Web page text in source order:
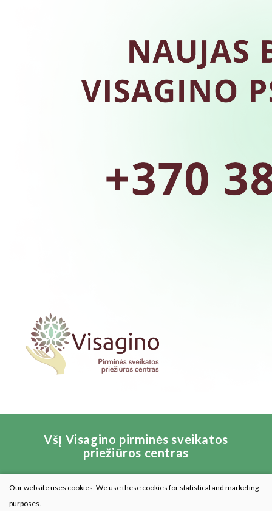
VšĮ Visagino pirminės sveikatos
priežiūros centras
Our website uses cookies. We use these cookies for statistical and marketing
purposes.